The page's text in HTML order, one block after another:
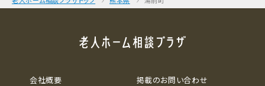
会社概要
掲載のお問い合わせ